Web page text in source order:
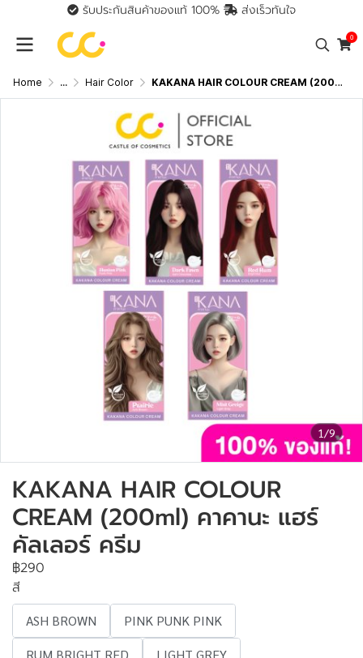
รับประกันสินค้าของแท้ 100% ส่งเร็วทันใจ
0
Home ... Hair Color KAKANA HAIR COLOUR CREAM (200ml) คาคานะ แฮร์ คัลเลอร์ ครีม
1/9
KAKANA HAIR COLOUR
CREAM (200ml) คาคานะ แฮร์
คัลเลอร์ ครีม
฿290
สี
ASH BROWN
PINK PUNK PINK
RUM BRIGHT RED
LIGHT GREY